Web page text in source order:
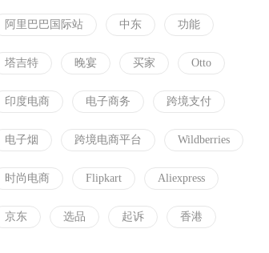
阿里巴巴国际站 中东 功能
塔吉特 晚宴 买家 Otto
印度电商 电子商务 跨境支付
电子烟 跨境电商平台 Wildberries
时尚电商 Flipkart Aliexpress
京东 选品 起诉 香港